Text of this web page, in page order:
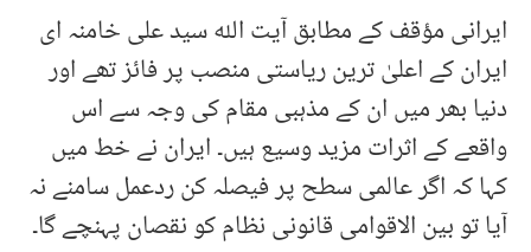
ایرانی مؤقف کے مطابق آیت اللہ سید علی خامنہ ای
ایران کے اعلیٰ ترین ریاستی منصب پر فائز تھے اور
دنیا بھر میں ان کے مذہبی مقام کی وجہ سے اس
واقعے کے اثرات مزید وسیع ہیں۔ ایران نے خط میں
کہا کہ اگر عالمی سطح پر فیصلہ کن ردعمل سامنے نہ
آیا تو بین الاقوامی قانونی نظام کو نقصان پہنچے گا۔